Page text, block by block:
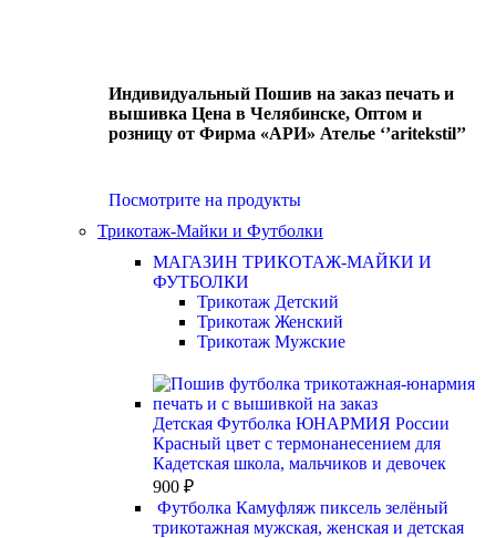
Индивидуальный Пошив на заказ печать и
вышивка Цена в Челябинске, Оптом и
розницу от Фирма «АРИ» Ателье ‘’aritekstil’’
Посмотрите на продукты
Трикотаж-Майки и Футболки
МАГАЗИН ТРИКОТАЖ-МАЙКИ И
ФУТБОЛКИ
Трикотаж Детский
Трикотаж Женский
Трикотаж Мужские
Детская Футболка ЮНАРМИЯ России
Красный цвет с термонанесением для
Кадетская школа, мальчиков и девочек
900 ₽
Футболка Камуфляж пиксель зелёный
трикотажная мужская, женская и детская